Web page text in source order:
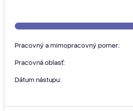
Pracovný a mimopracovný pomer:
Pracovná oblasť:
Dátum nástupu: